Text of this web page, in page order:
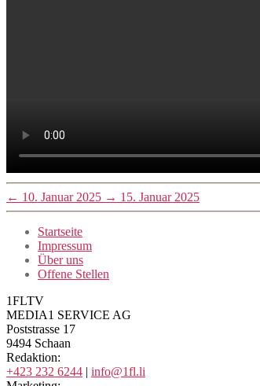
← 10. Januar 2025 → 15. Januar 2025
Startseite
Impressum
Über uns
Offene Stellen
1FLTV
MEDIA1 SERVICE AG
Poststrasse 17
9494 Schaan
Redaktion:
+423 232 6244 | info@1fl.li